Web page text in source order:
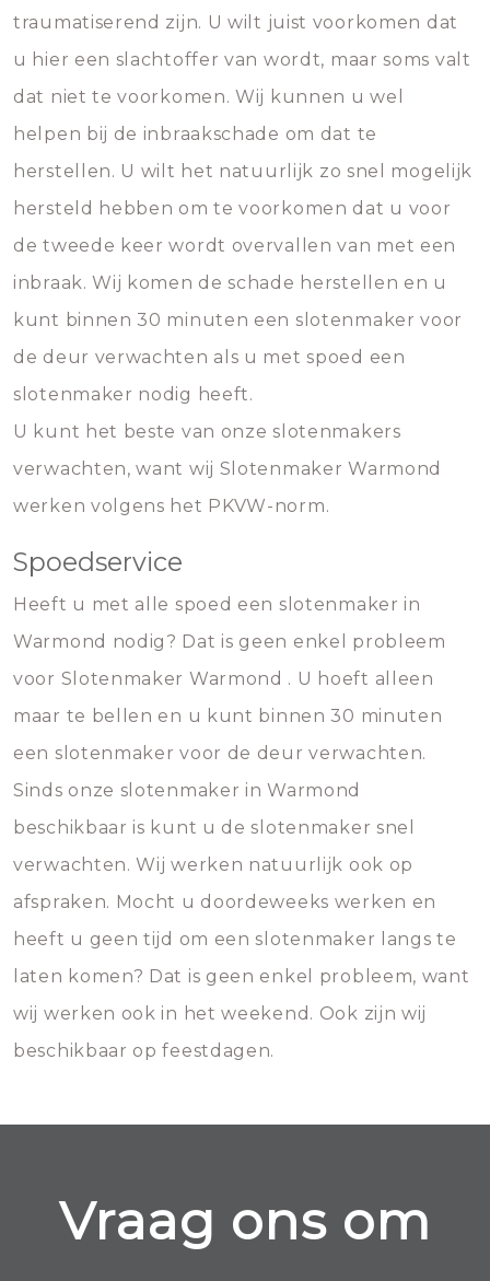
traumatiserend zijn. U wilt juist voorkomen dat
u hier een slachtoffer van wordt, maar soms valt
dat niet te voorkomen. Wij kunnen u wel
helpen bij de inbraakschade om dat te
herstellen. U wilt het natuurlijk zo snel mogelijk
hersteld hebben om te voorkomen dat u voor
de tweede keer wordt overvallen van met een
inbraak. Wij komen de schade herstellen en u
kunt binnen 30 minuten een slotenmaker voor
de deur verwachten als u met spoed een
slotenmaker nodig heeft.
U kunt het beste van onze slotenmakers
verwachten, want wij Slotenmaker Warmond
werken volgens het PKVW-norm.
Spoedservice
Heeft u met alle spoed een slotenmaker in
Warmond nodig? Dat is geen enkel probleem
voor Slotenmaker Warmond . U hoeft alleen
maar te bellen en u kunt binnen 30 minuten
een slotenmaker voor de deur verwachten.
Sinds onze slotenmaker in Warmond
beschikbaar is kunt u de slotenmaker snel
verwachten. Wij werken natuurlijk ook op
afspraken. Mocht u doordeweeks werken en
heeft u geen tijd om een slotenmaker langs te
laten komen? Dat is geen enkel probleem, want
wij werken ook in het weekend. Ook zijn wij
beschikbaar op feestdagen.
Vraag ons om